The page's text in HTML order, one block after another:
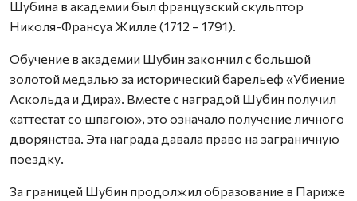
Шубина в академии был французский скульптор
Николя-Франсуа Жилле (1712 – 1791).
Обучение в академии Шубин закончил с большой
золотой медалью за исторический барельеф «Убиение
Аскольда и Дира». Вместе с наградой Шубин получил
«аттестат со шпагою», это означало получение личного
дворянства. Эта награда давала право на заграничную
поездку.
За границей Шубин продолжил образование в Париже